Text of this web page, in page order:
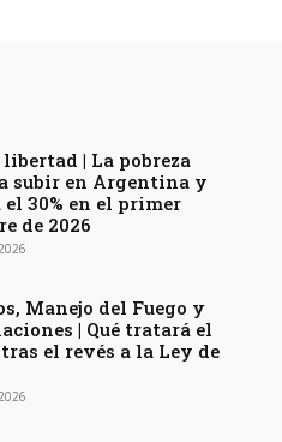
| La pobreza
subir en Argentina y
el 30% en el primer
de 2026
Manejo del Fuego y
| Qué tratará el
tras el revés a la Ley de